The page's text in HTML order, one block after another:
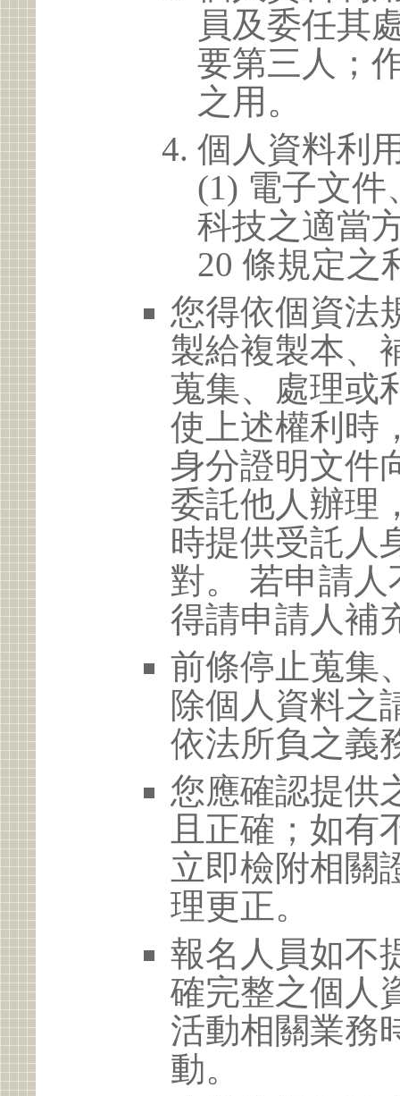
員及委任其
要第三人；
之用。
個人資料利
(1) 電子文
科技之適當
20 條規定之
您得依個資法
製給複製本、
蒐集、處理或
使上述權利時
身分證明文件
委託他人辦理
時提供受託人
對。 若申請
得請申請人補
前條停止蒐集
除個人資料之
依法所負之義
您應確認提供
且正確；如有
立即檢附相關
理更正。
報名人員如不
確完整之個人
活動相關業務
動。